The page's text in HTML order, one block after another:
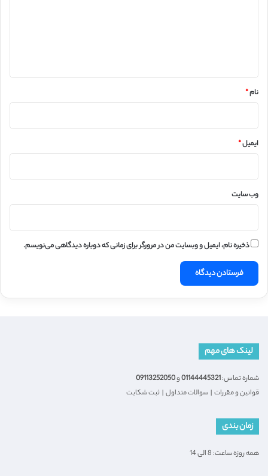
نام*
ایمیل*
وب‌ سایت
ذخیره نام، ایمیل و وبسایت من در مرورگر برای زمانی که دوباره دیدگاهی می‌نویسم.
لینک های مهم
شماره تماس:01144445321و09113252050
قوانین و مقررات | سوالات متداول | ثبت شکایت
زمان بندی
همه روزه ساعت: 8 الی 14